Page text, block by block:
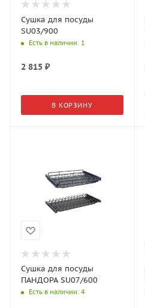
Сушка для посуды
SU03/900
Есть в наличии: 1
2 815 ₽
В КОРЗИНУ
Сушка для посуды
ПАНДОРА SU07/600
Есть в наличии: 4